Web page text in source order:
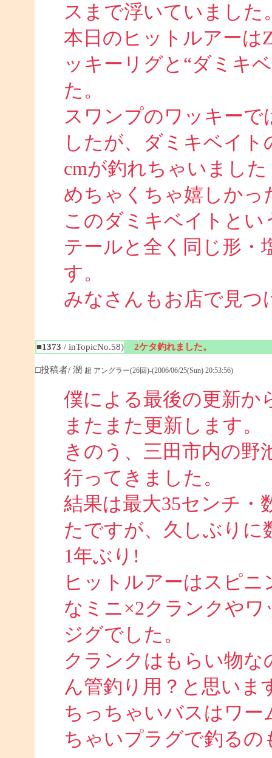
スまで浮いていました
本日のヒットルアーは
ッキーリグと“ダミキ
た。
スワンプのワッキーで
したが、ダミキベイ
cmが釣れちゃいました
めちゃくちゃ嬉しかっ
このダミキベイトと
テールと全く同じ形・
す。
みなさんもお店で見つ
■1373 / inTopicNo.58) 2ケタ釣れました。
□投稿者/ 潤 超 アングラー(26回)-(2006/06/25(Sun) 20:53:56)
僕による最後の更新か
またまた更新します。
きのう、三田市内の野
行ってきました。
結果は最大35センチ・
たですが、久しぶりに
1年ぶり!
ヒットルアーはスピ
なミニ×2クランクや
ジグでした。
クランクはもらい物
ん管釣り用？と思いま
ちっちゃいバスはワ
ちゃいプラグで釣るの